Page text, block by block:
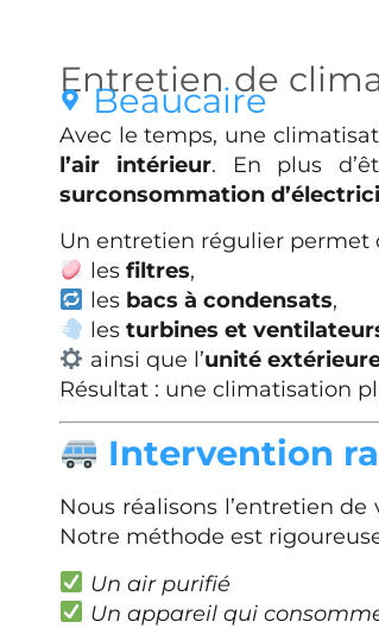
Entretien de
Beaucaire
Avec le temps, une
l’air intérieur. En plus
surconsommation
Un entretien régulier permet
les filtres,
les bacs à condensats,
les turbines et
ainsi que l’unité
Résultat : une climatisation
Intervention
Nous réalisons l’entretien
Notre méthode est
Un air purifié
Un appareil qui